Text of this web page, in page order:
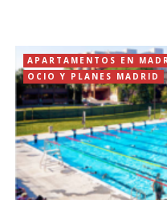
APARTAMENTOS EN
OCIO Y PLANES MADRID